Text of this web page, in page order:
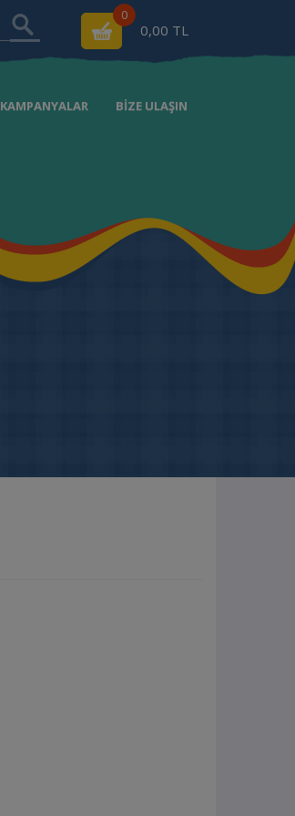
0
0,00 TL
KAMPANYALAR BİZE ULAŞIN